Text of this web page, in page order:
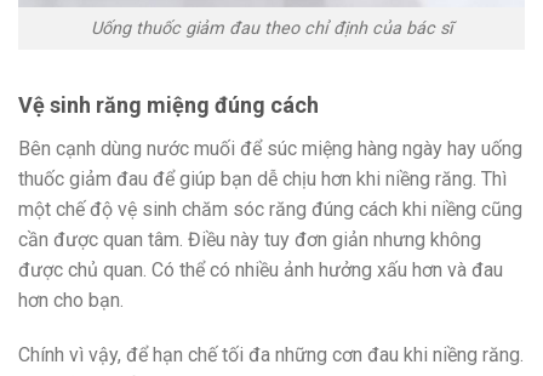
Uống thuốc giảm đau theo chỉ định của bác sĩ
Vệ sinh răng miệng đúng cách
Bên cạnh dùng nước muối để súc miệng hàng ngày hay uống
thuốc giảm đau để giúp bạn dễ chịu hơn khi niềng răng. Thì
một chế độ vệ sinh chăm sóc răng đúng cách khi niềng cũng
cần được quan tâm. Điều này tuy đơn giản nhưng không
được chủ quan. Có thể có nhiều ảnh hưởng xấu hơn và đau
hơn cho bạn.
Chính vì vậy, để hạn chế tối đa những cơn đau khi niềng răng.